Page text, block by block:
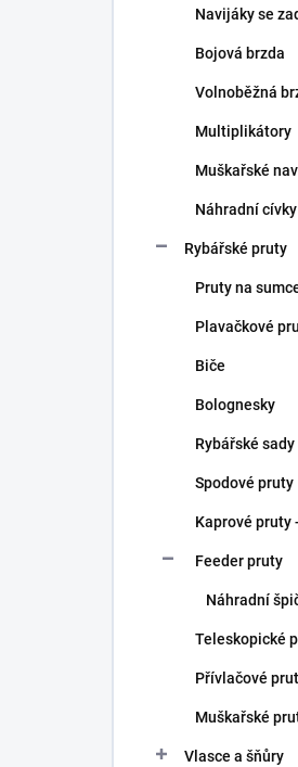
Navijáky se
Bojová brzda
Volnoběžná
Multiplikátory
Muškařské
Náhradní cívky
Rybářské pruty
Pruty na
Plavačkové
Biče
Bolognesky
Rybářské
Spodové pruty
Kaprové pruty
Feeder pruty
Náhradní
Teleskopické
Přívlačové
Muškařské
Vlasce a šňůry